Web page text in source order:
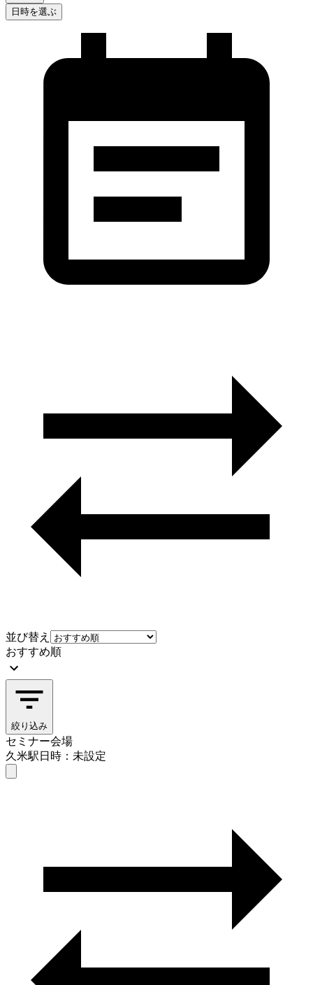
日時を選ぶ
並び替え
おすすめ順
絞り込み
セミナー会場
久米駅日時：未設定